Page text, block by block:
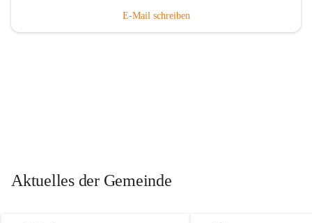
E-Mail schreiben
Aktuelles der Gemeinde